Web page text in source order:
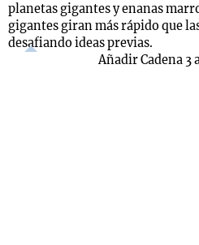
planetas gigantes y enanas
gigantes giran más rápido que
desafiando ideas previas.
Añadir Cadena 3